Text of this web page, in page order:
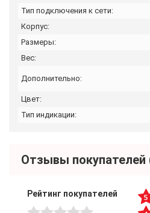
Тип подключения к сети:
Корпус:
Размеры:
Вес:
Дополнительно:
Цвет:
Тип индикации:
Отзывы покупателей
Рейтинг покупателей